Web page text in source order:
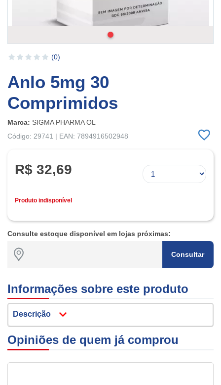
(0)
Anlo 5mg 30
Comprimidos
Marca: SIGMA PHARMA OL
Código: 29741 | EAN: 7894916502948
R$ 32,69
Produto indisponível
Consulte estoque disponível em lojas próximas:
Consultar
Informações sobre este produto
Descrição
Opiniões de quem já comprou